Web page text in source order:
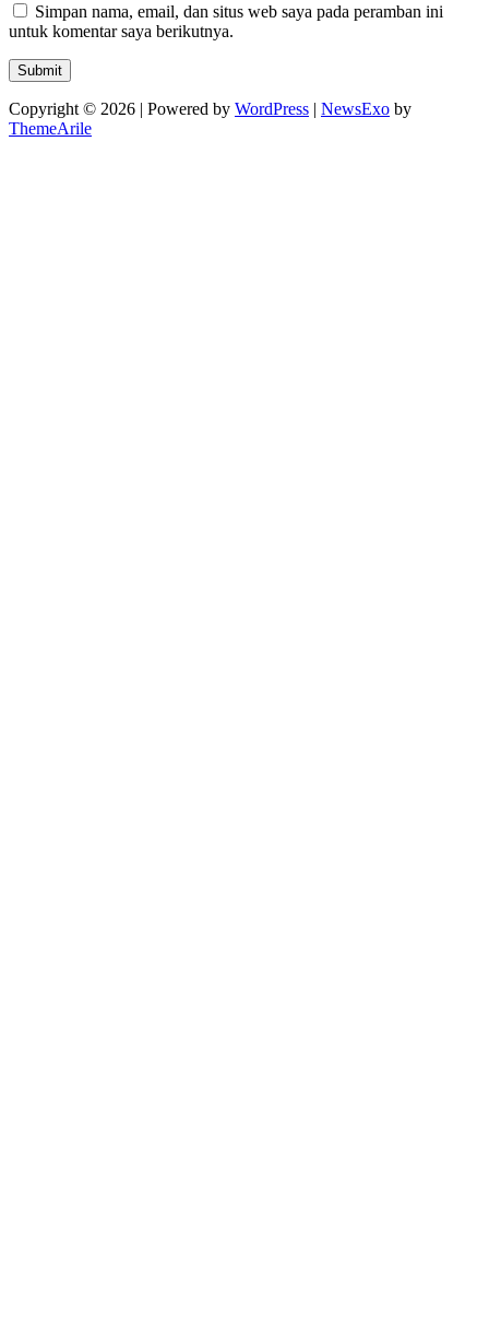
Simpan nama, email, dan situs web saya pada peramban ini
untuk komentar saya berikutnya.
Copyright © 2026 | Powered by WordPress | NewsExo by
ThemeArile